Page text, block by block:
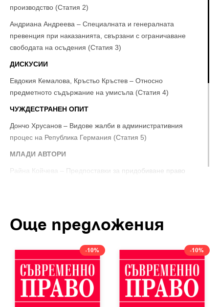
производство (Статия 2)
Андриана Андреева – Специалната и генералната
превенция при наказанията, свързани с ограничаване
свободата на осъдения (Статия 3)
ДИСКУСИИ
Евдокия Кемалова, Кръстьо Кръстев – Относно
предметното съдържание на умисъла (Статия 4)
ЧУЖДЕСТРАНЕН ОПИТ
Дончо Хрусанов – Видове жалби в административния
процес на Република Германия (Статия 5)
МЛАДИ АВТОРИ
Райна Койчева – Предпоставки за придобиване право
КРИТИКА И НАУЧЕН ЖИВОТ
Георги Денков – „Юридическа техника“ (Статия 8)
Димитър Михайлов – И наказателноправната наука се
нуждае от защита (Статия 9)
Още предложения
-10% -10%